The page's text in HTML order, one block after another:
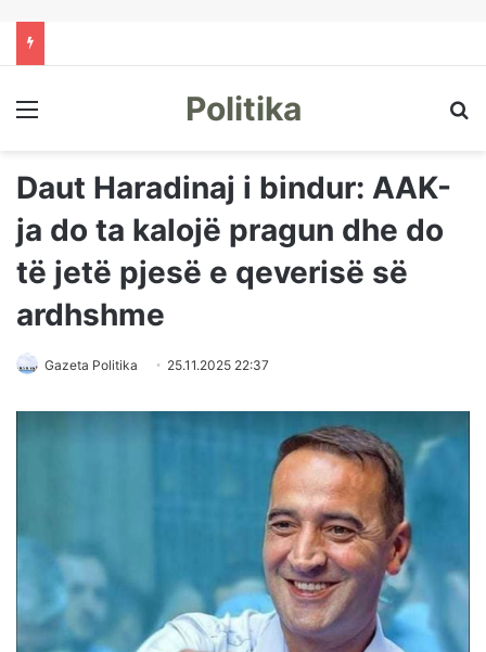
Menu Politika
Daut Haradinaj i bindur: AAK-
ja do ta kalojë pragun dhe do
të jetë pjesë e qeverisë së
ardhshme
Gazeta Politika 25.11.2025 22:37